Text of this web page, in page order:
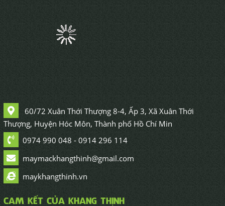
60/72 Xuân Thới Thượng 8-4, Ấp 3, Xã Xuân Thới
Thượng, Huyện Hóc Môn, Thành phố Hồ Chí Min
0974 990 048 - 0914 296 114
maymackhangthinh@gmail.com
maykhangthinh.vn
CAM KẾT CỦA KHANG THỊNH